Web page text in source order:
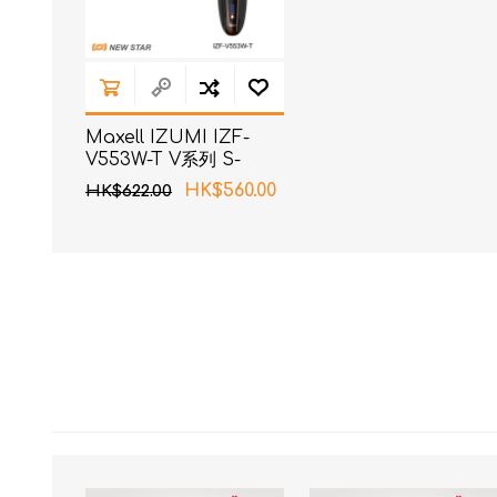
Maxell IZUMI IZF-
V553W-T V系列 S-
DRIVE 5刀片电须刨 (啡
HK$622.00 HK$560.00